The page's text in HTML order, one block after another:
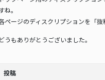
ね。
ページのディスクリプションを「
どうもありがとうございました。
投稿